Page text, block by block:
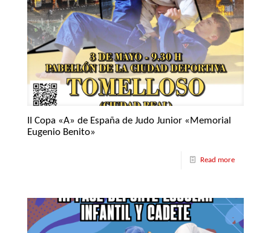
II Copa «A» de España de Judo Junior «Memorial
Eugenio Benito»
Read more